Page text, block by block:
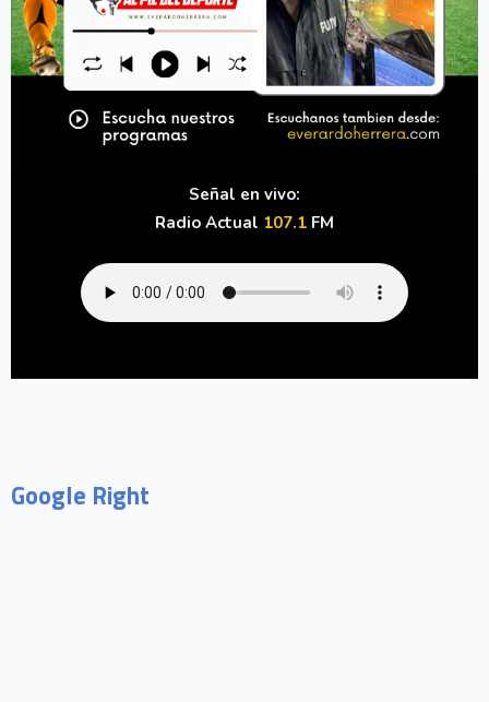
Señal en vivo:
Radio Actual 107.1 FM
Google Right